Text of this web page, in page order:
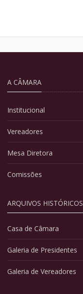
A CÂMARA
Institucional
Vereadores
Mesa Diretora
Comissões
ARQUIVOS HISTÓRICOS
Casa de Câmara
Galeria de Presidentes
Galeria de Vereadores